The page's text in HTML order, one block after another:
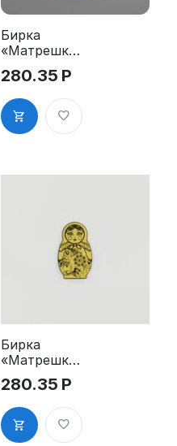
Бирка
«Матрешка-
2»
поздравлен
ие для
подарка Ng2
280.35 Р
Бирка
«Матрешка-
2»
поздравлен
ие для
подарка
(самоклейка
280.35 Р